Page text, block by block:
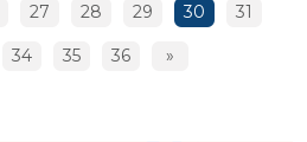
27 28 29 30 31
34 35 36 »